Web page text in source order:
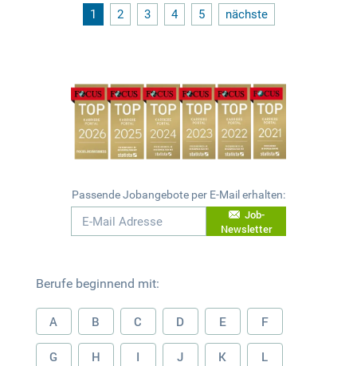
agende Gastfreundschaft ausmacht. Du identifizierst Optimi
erungschancen und gestaltest die Gästeerfahrung aktiv mit.
1 2 3 4 5 nächste
Passende Jobangebote per E-Mail erhalten:
Job-
Newsletter
Berufe beginnend mit:
A B C D E F
G H I J K L